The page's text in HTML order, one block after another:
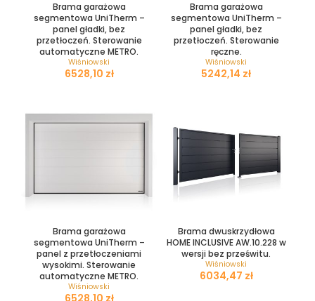
Brama garażowa
segmentowa UniTherm –
panel gładki, bez
przetłoczeń. Sterowanie
automatyczne METRO.
Wiśniowski
zł
Brama garażowa
segmentowa UniTherm –
panel gładki, bez
przetłoczeń. Sterowanie
ręczne.
Wiśniowski
zł
Brama garażowa
segmentowa UniTherm –
panel z przetłoczeniami
wysokimi. Sterowanie
automatyczne METRO.
Wiśniowski
zł
Brama dwuskrzydłowa
HOME INCLUSIVE AW.10.228 w
wersji bez prześwitu.
Wiśniowski
zł